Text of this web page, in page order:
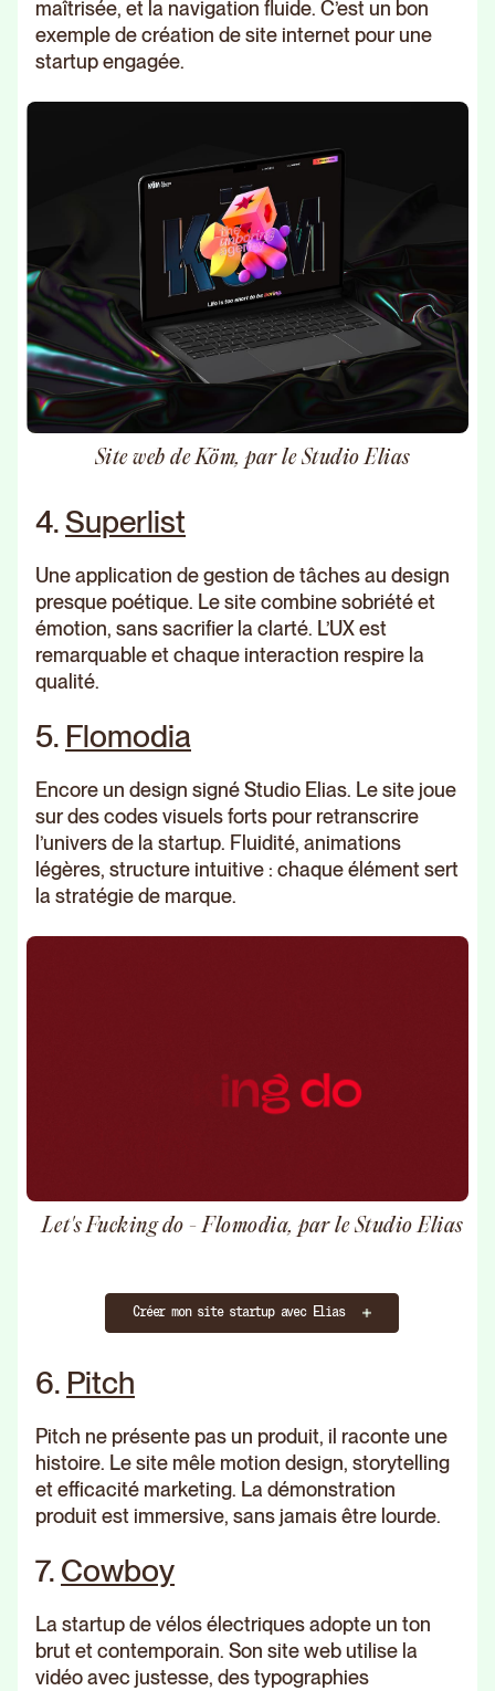
maîtrisée, et la navigation fluide. C’est un bon
exemple de création de site internet pour une
startup engagée.
Site web de Köm, par le Studio Elias
4.Superlist
Une application de gestion de tâches au design
presque poétique. Le site combine sobriété et
émotion, sans sacrifier la clarté. L’UX est
remarquable et chaque interaction respire la
qualité.
5. Flomodia
Encore un design signé Studio Elias. Le site joue
sur des codes visuels forts pour retranscrire
l’univers de la startup. Fluidité, animations
légères, structure intuitive : chaque élément sert
la stratégie de marque.
Let's Fucking do - Flomodia, par le Studio Elias
Créer mon site startup avec Elias
6. Pitch
Pitch ne présente pas un produit, il raconte une
histoire. Le site mêle motion design, storytelling
et efficacité marketing. La démonstration
produit est immersive, sans jamais être lourde.
7. Cowboy
La startup de vélos électriques adopte un ton
brut et contemporain. Son site web utilise la
vidéo avec justesse, des typographies